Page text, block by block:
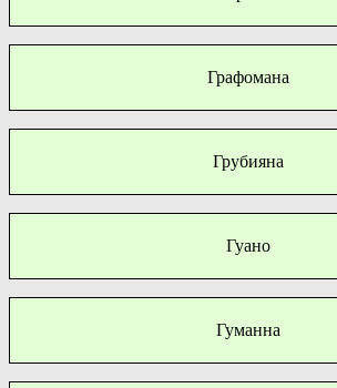
Графомана
Грубияна
Гуано
Гуманна